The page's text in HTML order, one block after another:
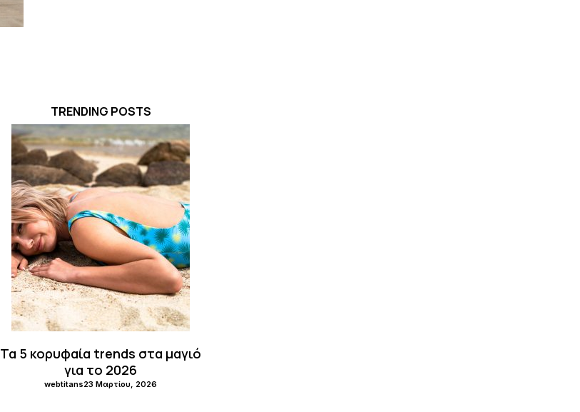
TRENDING POSTS
Τα 5 κορυφαία trends στα μαγιό
για το 2026
webtitans23 Μαρτίου, 2026